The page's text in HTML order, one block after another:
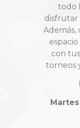
todo
disfrutar
con
torneos